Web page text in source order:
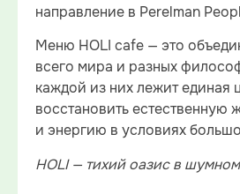
направление в Perelman
Меню HOLI cafe — это
всего мира и разных
каждой из них лежит единая
восстановить естественную
и энергию в условиях
HOLI — тихий оазис в